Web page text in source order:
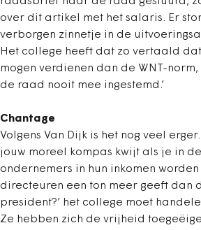
over dit artikel met het salaris. Er
verborgen zinnetje in de
Het college heeft dat zo vertaald
mogen verdienen dan de WNT-
de raad nooit mee ingestemd.’
Chantage
Volgens Van Dijk is het nog veel erger.
jouw moreel kompas kwijt als je in
ondernemers in hun inkomen
directeuren een ton meer geeft dan
president?’ het college moet
Ze hebben zich de vrijheid